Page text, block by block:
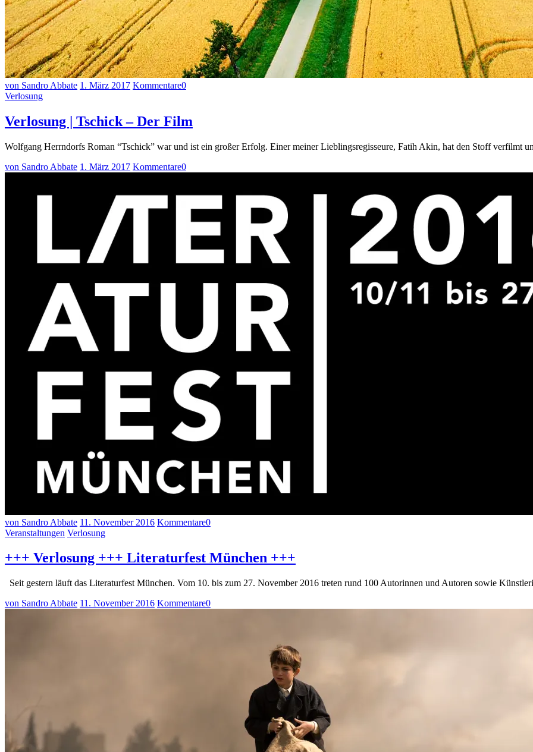
von Sandro Abbate 1. März 2017 Kommentare0
Verlosung
Verlosung | Tschick – Der Film
Wolfgang Herrndorfs Roman “Tschick” war und ist ein großer Erfolg. Einer meiner Lieblingsregisseure, Fatih Akin, hat den Stoff verfilmt
von Sandro Abbate 1. März 2017 Kommentare0
von Sandro Abbate 11. November 2016 Kommentare0
Veranstaltungen Verlosung
+++ Verlosung +++ Literaturfest München +++
Seit gestern läuft das Literaturfest München. Vom 10. bis zum 27. November 2016 treten rund 100 Autorinnen und Autoren sowie
von Sandro Abbate 11. November 2016 Kommentare0